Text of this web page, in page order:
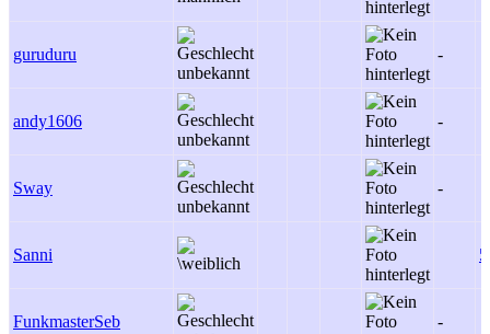
guruduru -
andy1606 -
Sway -
Sanni 5
FunkmasterSeb -